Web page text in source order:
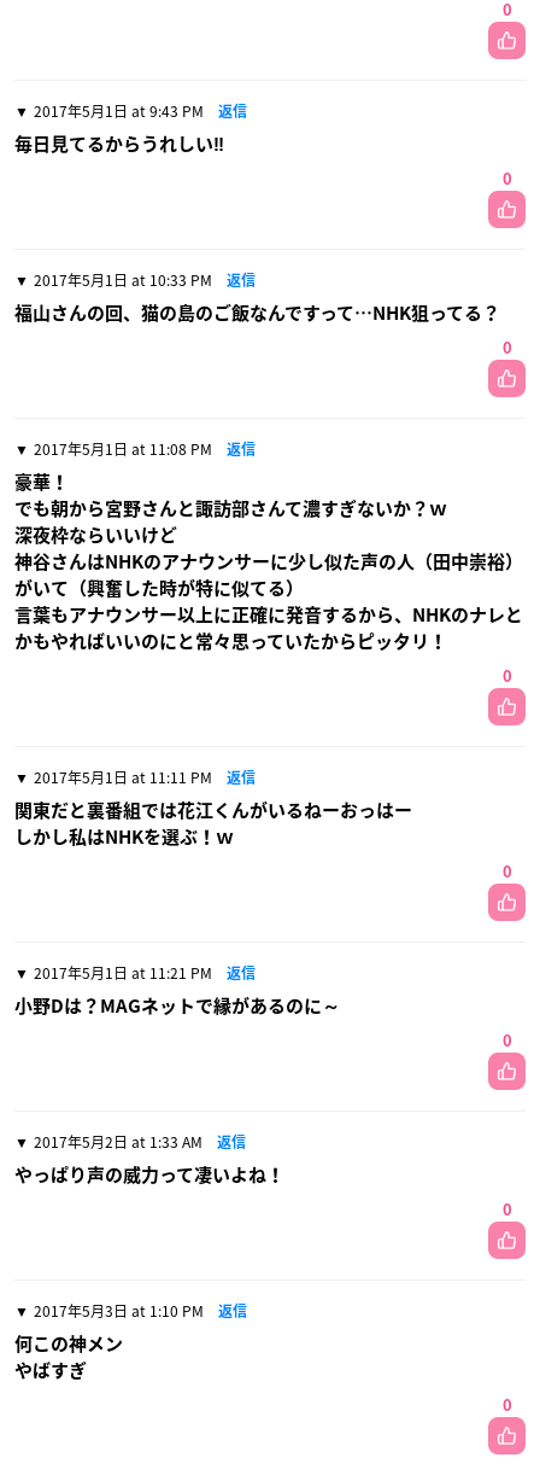
0
2017年5月1日 at 9:43 PM 返信
毎日見てるからうれしい‼︎
0
2017年5月1日 at 10:33 PM 返信
福山さんの回、猫の島のご飯なんですって…NHK狙ってる？
0
2017年5月1日 at 11:08 PM 返信
豪華！
でも朝から宮野さんと諏訪部さんて濃すぎないか？ｗ
深夜枠ならいいけど
神谷さんはNHKのアナウンサーに少し似た声の人（田中崇裕）
がいて（興奮した時が特に似てる）
言葉もアナウンサー以上に正確に発音するから、NHKのナレと
かもやればいいのにと常々思っていたからピッタリ！
0
2017年5月1日 at 11:11 PM 返信
関東だと裏番組では花江くんがいるねーおっはー
しかし私はNHKを選ぶ！ｗ
0
2017年5月1日 at 11:21 PM 返信
小野Dは？MAGネットで縁があるのに～
0
2017年5月2日 at 1:33 AM 返信
やっぱり声の威力って凄いよね！
0
2017年5月3日 at 1:10 PM 返信
何この神メン
やばすぎ
0